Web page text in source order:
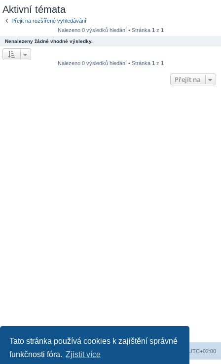
Tato stránka používá cookies k zajištění správné
funkčnosti fóra. Zjistit více
Aktivní témata
Přejít na rozšířené vyhledávání
Nalezeno 0 výsledků hledání • Stránka 1 z 1
Nenalezeny žádné vhodné výsledky.
Nalezeno 0 výsledků hledání • Stránka 1 z 1
Přejít na
Web Obsah fóra UTC+02:00